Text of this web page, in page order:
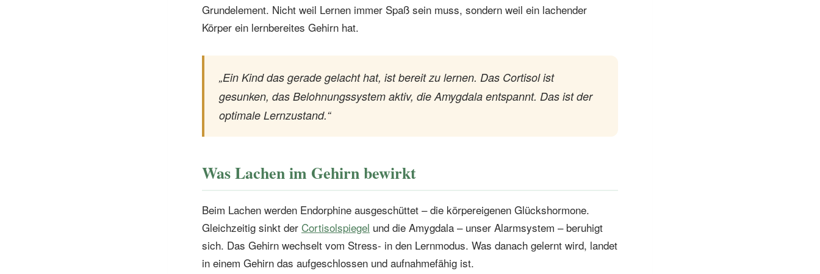
Grundelement. Nicht weil Lernen immer Spaß sein muss, sondern weil ein lachender
Körper ein lernbereites Gehirn hat.
„Ein Kind das gerade gelacht hat, ist bereit zu lernen. Das Cortisol ist
gesunken, das Belohnungssystem aktiv, die Amygdala entspannt. Das ist der
optimale Lernzustand.“
Was Lachen im Gehirn bewirkt
Beim Lachen werden Endorphine ausgeschüttet – die körpereigenen Glückshormone.
Gleichzeitig sinkt der Cortisolspiegel und die Amygdala – unser Alarmsystem – beruhigt
sich. Das Gehirn wechselt vom Stress- in den Lernmodus. Was danach gelernt wird, landet
in einem Gehirn das aufgeschlossen und aufnahmefähig ist.